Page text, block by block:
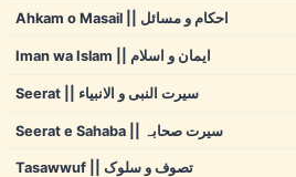
Ahkam o Masail || احکام و مسائل
Iman wa Islam || ایمان و اسلام
Seerat || سیرت النبی و الانبیاء
Seerat e Sahaba || سیرت صحابہ
Tasawwuf || تصوف و سلوک